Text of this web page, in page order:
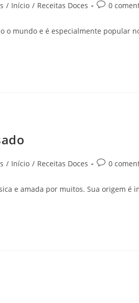
/ Início / Receitas Doces 0
o mundo e é especialmente popular
/ Início / Receitas Doces 0
e amada por muitos. Sua origem é